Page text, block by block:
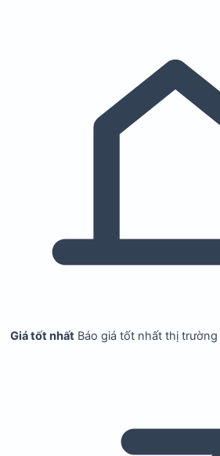
Giá tốt nhất Báo giá tốt nhất thị trường